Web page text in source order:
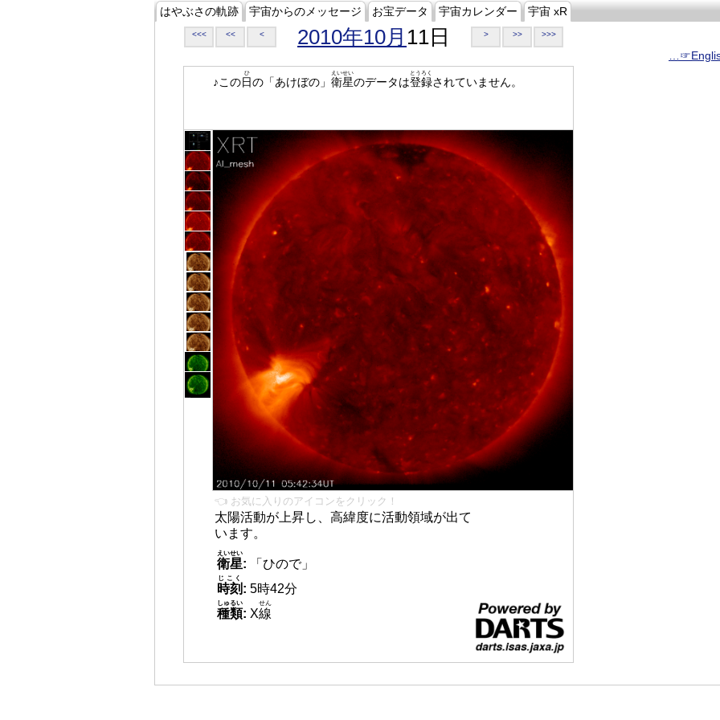
はやぶさの軌跡 宇宙からのメッセージ お宝データ 宇宙カレンダー 宇宙 xR
<<< << < 2010年10月 11日 > >> >>>
♪この日
ひ
の「あけぼの」 衛星
えいせい
のデータは登録
とうろく
されていません。
👈 お気に入りのアイコンをクリック！
太陽活動が上昇し、高緯度に活動領域が出て
います。
衛星
えいせい
:
「ひので」
時刻
じこく
: 5時42分
種類
しゅるい
: X線
せん